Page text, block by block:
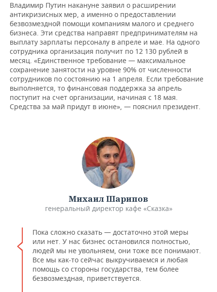
Владимир Путин накануне заявил о расширении
антикризисных мер, а именно о предоставлении
безвозмездной помощи компаниям малого и среднего
бизнеса. Эти средства направят предпринимателям на
выплату зарплаты персоналу в апреле и мае. На одного
сотрудника организация получит по 12 130 рублей в
месяц. «Единственное требование — максимальное
сохранение занятости на уровне 90% от численности
сотрудников по состоянию на 1 апреля. Если требование
выполняется, то финансовая поддержка за апрель
поступит на счет организации, начиная с 18 мая.
Средства за май придут в июне», — пояснил президент.
Михаил Шарипов
генеральный директор кафе «Сказка»
Пока сложно сказать — достаточно этой меры
или нет. У нас бизнес остановился полностью,
людей мы не увольняем, они тоже все понимают.
Все мы как-то сейчас выкручиваемся и любая
помощь со стороны государства, тем более
безвозмездная, приветствуется.